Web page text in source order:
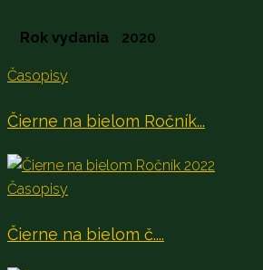
Rok vydania 2020
Časopisy
Čierne na bielom Ročník...
Časopisy
Čierne na bielom č....